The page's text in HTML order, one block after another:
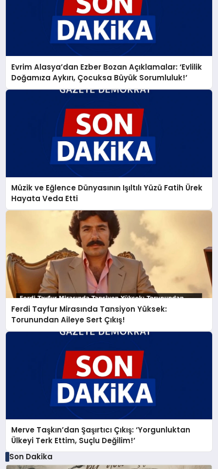
Evrim Alasya’dan Ezber Bozan Açıklamalar: ‘Evlilik
Doğamıza Aykırı, Çocuksa Büyük Sorumluluk!’
Müzik ve Eğlence Dünyasının Işıltılı Yüzü Fatih Ürek
Hayata Veda Etti
Ferdi Tayfur Mirasında Tansiyon Yüksek:
Torunundan Aileye Sert Çıkış!
Merve Taşkın’dan Şaşırtıcı Çıkış: ‘Yorgunluktan
Ülkeyi Terk Ettim, Suçlu Değilim!’
Son Dakika